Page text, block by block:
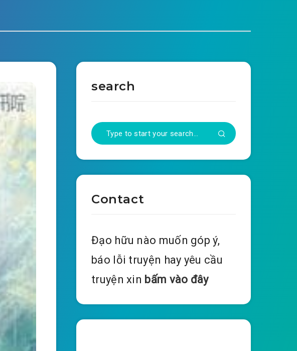
search
Contact
Đạo hữu nào muốn góp ý,
báo lỗi truyện hay yêu cầu
truyện xin bấm vào đây